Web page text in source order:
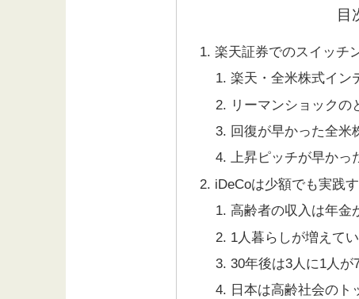
目
楽天証券でのスイッチ
楽天・全米株式イン
リーマンショックの
回復が早かった全米
上昇ピッチが早かっ
iDeCoは少額でも実践
高齢者の収入は年金
1人暮らしが増えて
30年後は3人に1人が
日本は高齢社会のト